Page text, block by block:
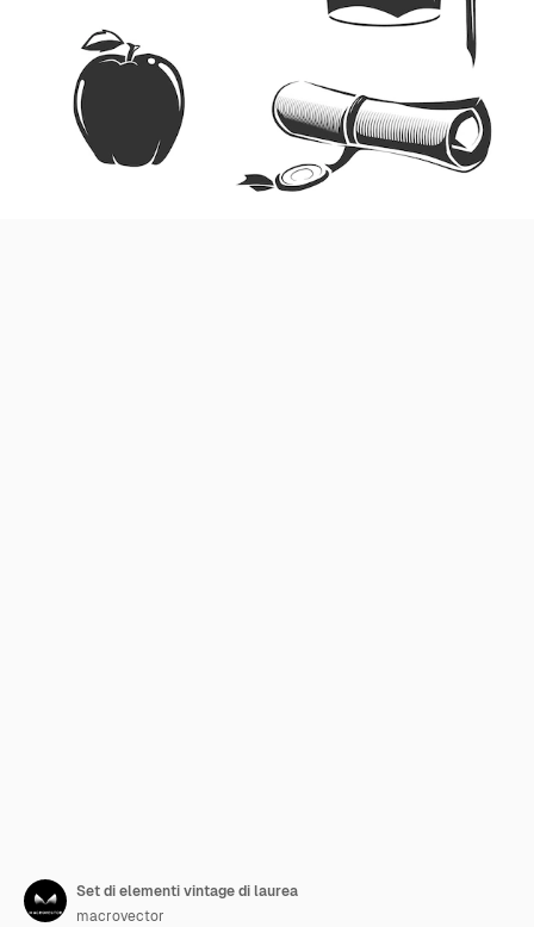
Set di elementi vintage di laurea
macrovector